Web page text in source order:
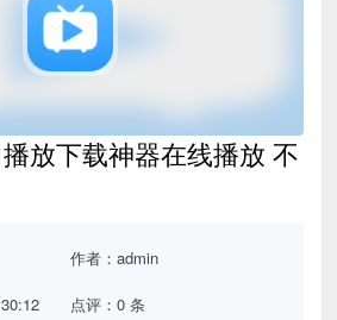
放下载神器在线播放 不
作者：admin
点评：0 条